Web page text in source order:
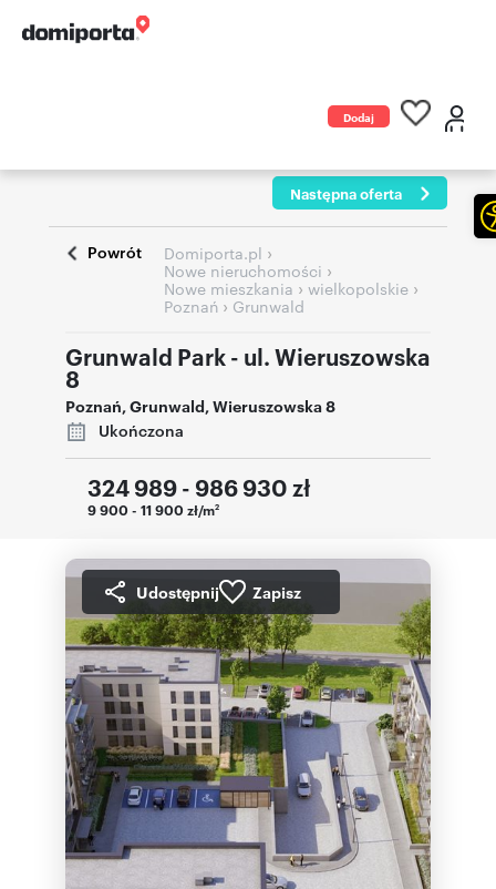
Dodaj
Następna oferta
Powrót Domiporta.pl ›
Nowe nieruchomości ›
Nowe mieszkania › wielkopolskie ›
Poznań › Grunwald
Grunwald Park - ul. Wieruszowska
8
Poznań,Grunwald,Wieruszowska 8
Ukończona
324 989 - 986 930 zł
9 900 - 11 900 zł/m2
Udostępnij Zapisz